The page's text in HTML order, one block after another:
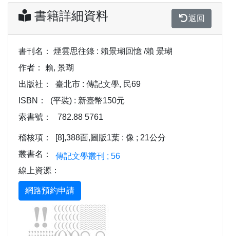
書籍詳細資料 返回
書刊名：
煙雲思往錄 : 賴景瑚回憶 /賴 景瑚
作者：
賴, 景瑚
出版社：
臺北市 : 傳記文學, 民69
ISBN：
(平裝) : 新臺幣150元
索書號：
782.88 5761
稽核項：
[8],388面,圖版1葉 : 像 ; 21公分
叢書名：
傳記文學叢刊 ; 56
線上資源：